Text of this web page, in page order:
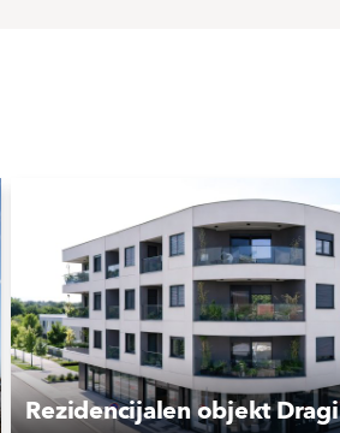
Rezidencijalen objekt Dragi